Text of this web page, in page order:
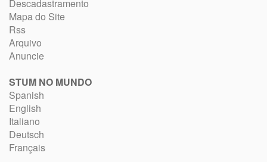
Descadastramento
Mapa do Site
Rss
Arquivo
Anuncie
STUM NO MUNDO
Spanish
English
Italiano
Deutsch
Français